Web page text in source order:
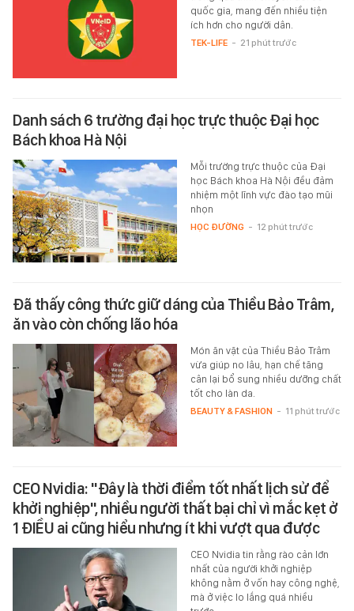
quốc gia, mang đến nhiều tiện
ích hơn cho người dân.
TEK-LIFE - 21 phút trước
Danh sách 6 trường đại học trực thuộc Đại học
Bách khoa Hà Nội
Mỗi trường trực thuộc của Đại
học Bách khoa Hà Nội đều đảm
nhiệm một lĩnh vực đào tạo mũi
nhọn
HỌC ĐƯỜNG - 12 phút trước
Đã thấy công thức giữ dáng của Thiều Bảo Trâm,
ăn vào còn chống lão hóa
Món ăn vặt của Thiều Bảo Trâm
vừa giúp no lâu, hạn chế tăng
cân lại bổ sung nhiều dưỡng chất
tốt cho làn da.
BEAUTY & FASHION - 11 phút trước
CEO Nvidia: "Đây là thời điểm tốt nhất lịch sử để
khởi nghiệp", nhiều người thất bại chỉ vì mắc kẹt ở
1 ĐIỀU ai cũng hiểu nhưng ít khi vượt qua được
CEO Nvidia tin rằng rào cản lớn
nhất của người khởi nghiệp
không nằm ở vốn hay công nghệ,
mà ở việc lo lắng quá nhiều